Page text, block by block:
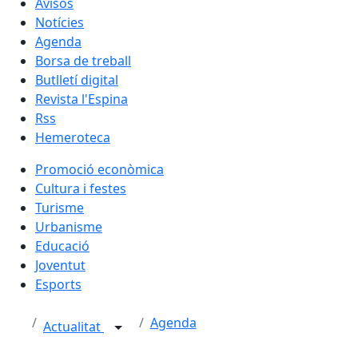
Notícies
Agenda
Borsa de treball
Butlletí digital
Revista l'Espina
Rss
Hemeroteca
Promoció econòmica
Cultura i festes
Turisme
Urbanisme
Educació
Joventut
Esports
Actualitat Agenda